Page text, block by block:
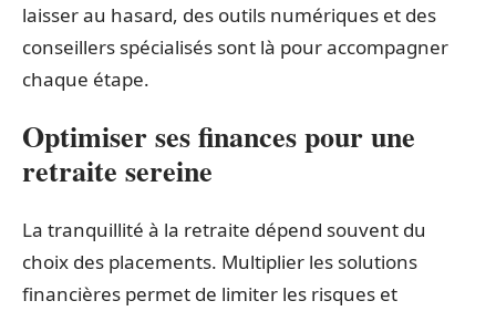
laisser au hasard, des outils numériques et des
conseillers spécialisés sont là pour accompagner
chaque étape.
Optimiser ses finances pour une
retraite sereine
La tranquillité à la retraite dépend souvent du
choix des placements. Multiplier les solutions
financières permet de limiter les risques et